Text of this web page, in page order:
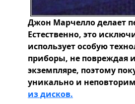
Джон Марчелло делает
Естественно, это
использует особую
приборы, не повреждая
экземпляре, поэтому
уникально и
из дисков.